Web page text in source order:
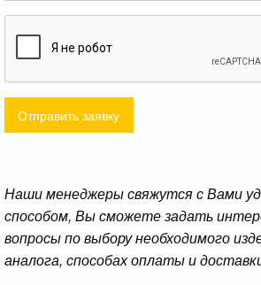
Отправить заявку
Наши менеджеры свяжутся с Вами
способом, Вы сможете задать
вопросы по выбору необходимого
аналога, способах оплаты и